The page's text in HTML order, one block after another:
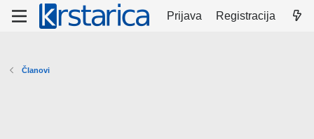
Prijava Registracija
Članovi